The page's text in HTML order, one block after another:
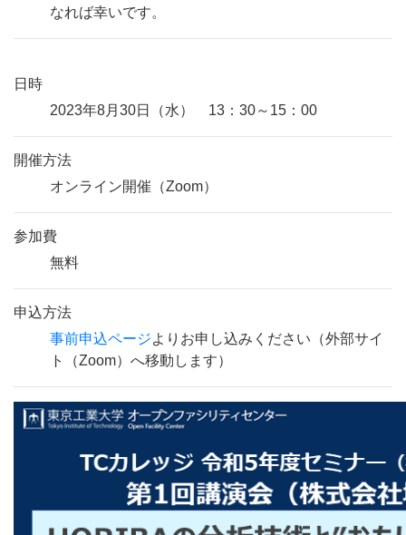
なれば幸いです。
日時
2023年8月30日（水） 13：30～15：00
開催方法
オンライン開催（Zoom）
参加費
無料
申込方法
事前申込ページよりお申し込みください（外部サイ
ト（Zoom）へ移動します）